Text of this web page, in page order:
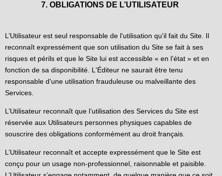
7. OBLIGATIONS DE L’UTILISATEUR
L’Utilisateur est seul responsable de l'utilisation qu'il fait du Site. Il
reconnaît expressément que son utilisation du Site se fait à ses
risques et périls et que le Site lui est accessible « en l’état » et en
fonction de sa disponibilité. L'Éditeur ne saurait être tenu
responsable d'une utilisation frauduleuse ou malveillante des
Services.
L’Utilisateur reconnaît que l’utilisation des Services du Site est
réservée aux Utilisateurs personnes physiques capables de
souscrire des obligations conformément au droit français.
L’Utilisateur reconnaît et accepte expressément que le Site est
conçu pour un usage non-professionnel, raisonnable et paisible.